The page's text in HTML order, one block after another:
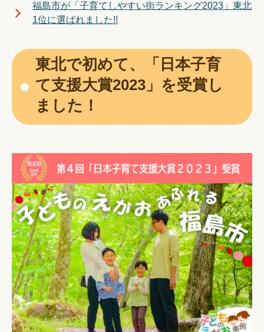
福島市が「子育てしやすい街ランキング2023」東北
1位に選ばれました!!
東北で初めて、「日本子育
て支援大賞2023」を受賞し
ました！